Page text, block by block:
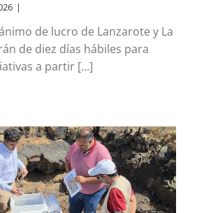
|
de lucro de Lanzarote y La
de diez días hábiles para
a partir [...]